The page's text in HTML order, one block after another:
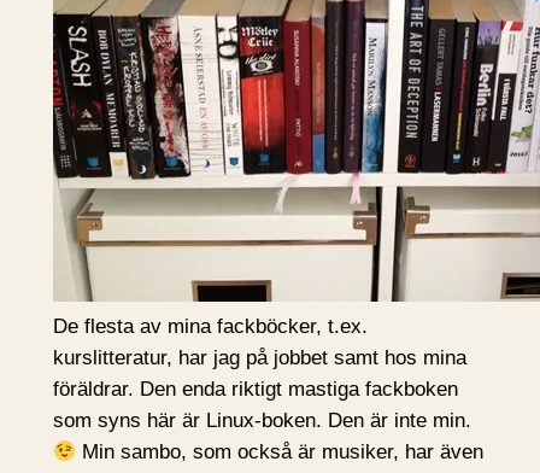
De flesta av mina fackböcker, t.ex.
kurslitteratur, har jag på jobbet samt hos mina
föräldrar. Den enda riktigt mastiga fackboken
som syns här är Linux-boken. Den är inte min.
Min sambo, som också är musiker, har även